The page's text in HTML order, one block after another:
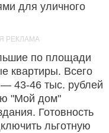
для уличного
по площади
квартиры. Всего
43-46 тыс. рублей
"Мой дом"
Готовность
льготную